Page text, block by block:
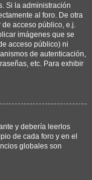
Si la administración
al foro. De otra
acceso público, e.j.
imágenes que se
acceso público) ni
de autenticación,
etc. Para exhibir
y debería leerlos
de cada foro y en el
globales son